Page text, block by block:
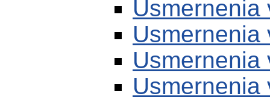
Usmernenia
Usmernenia
Usmernenia
Usmernenia